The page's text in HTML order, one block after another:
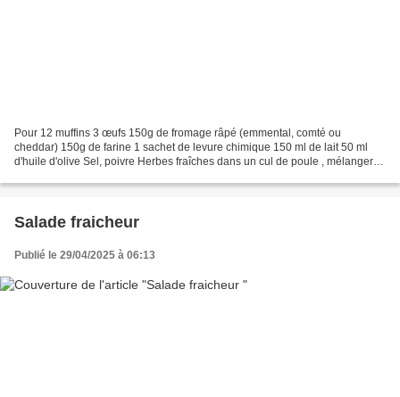
Pour 12 muffins 3 œufs 150g de fromage râpé (emmental, comté ou
cheddar) 150g de farine 1 sachet de levure chimique 150 ml de lait 50 ml
d'huile d'olive Sel, poivre Herbes fraîches dans un cul de poule , mélanger
Salade fraicheur
Publié le 29/04/2025 à 06:13